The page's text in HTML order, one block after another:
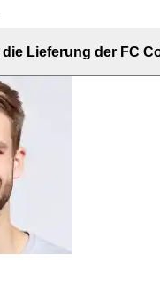
Lieferung der FC